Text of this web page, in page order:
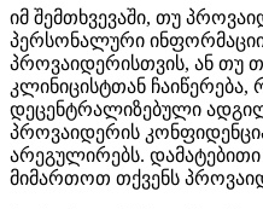
იმ შემთხვევაში, თუ პროვაი
პერსონალური ინფორმაცი
პროვაიდერისთვის, ან თუ თ
კლინიცისტთან ჩაიწერება,
დეცენტრალიზებული ადგი
პროვაიდერის კონფიდენცი
არეგულირებს. დამატებითი
მიმართოთ თქვენს პროვაი